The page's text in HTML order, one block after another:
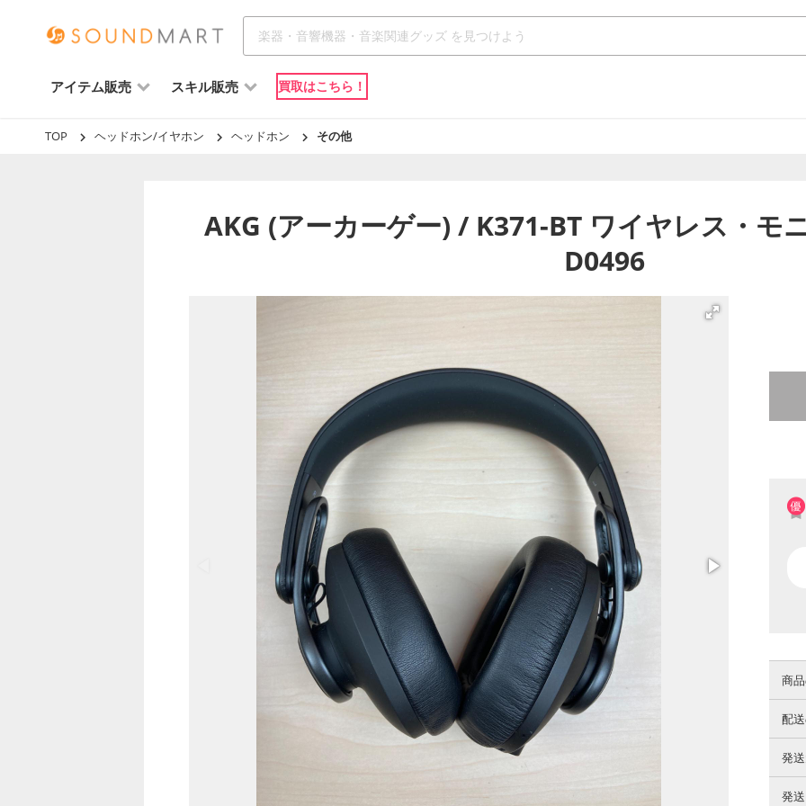
アイテム販売 スキル販売 買取はこちら！
TOP ヘッドホン/イヤホン ヘッドホン その他
AKG (アーカーゲー) / K371-BT ワイヤレス・モ
D0496
商
配
発
発